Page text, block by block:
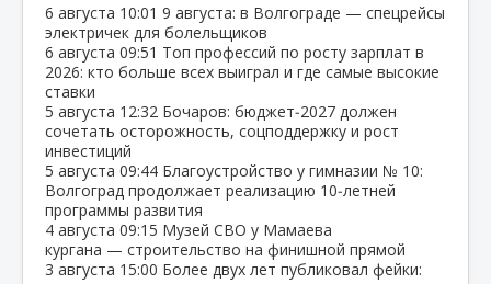
6 августа 10:01 9 августа: в Волгограде — спецрейсы
электричек для болельщиков
6 августа 09:51 Топ профессий по росту зарплат в
2026: кто больше всех выиграл и где самые высокие
ставки
5 августа 12:32 Бочаров: бюджет‑2027 должен
сочетать осторожность, соцподдержку и рост
инвестиций
5 августа 09:44 Благоустройство у гимназии № 10:
Волгоград продолжает реализацию 10‑летней
программы развития
4 августа 09:15 Музей СВО у Мамаева
кургана — строительство на финишной прямой
3 августа 15:00 Более двух лет публиковал фейки: